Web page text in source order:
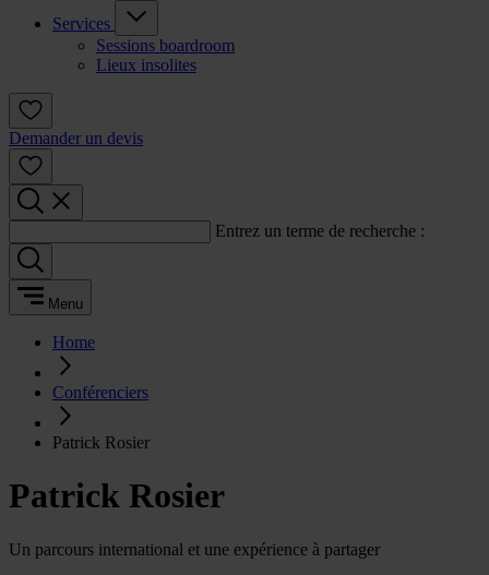
Services
Sessions boardroom
Lieux insolites
Demander un devis
Entrez un terme de recherche :
Menu
Home
Conférenciers
Patrick Rosier
Patrick Rosier
Un parcours international et une expérience à partager